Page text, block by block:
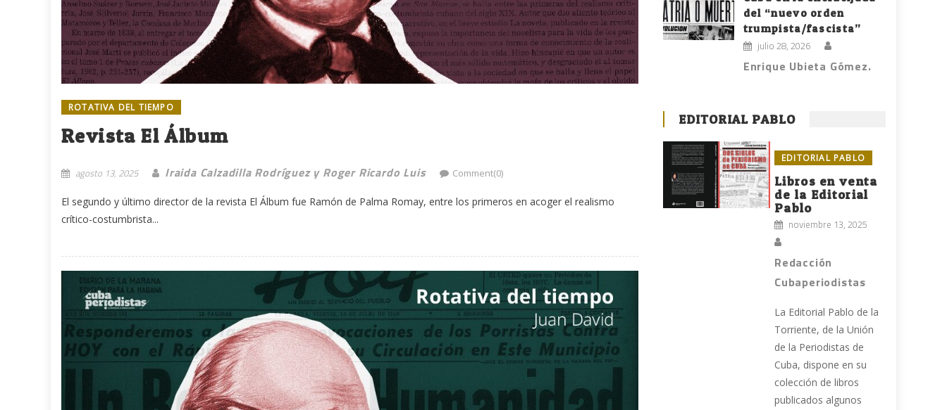
ROTATIVA DEL TIEMPO
Revista El Álbum
agosto 13, 2025 Iraida Calzadilla Rodríguez y Roger Ricardo Luis Comment(0)
El segundo y último director de la revista El Álbum fue Ramón de Palma Romay, entre los primeros en acoger el realismo
crítico-costumbrista...
del “nuevo orden
trumpista/fascista”
julio 28, 2026
Enrique Ubieta Gómez.
EDITORIAL PABLO
EDITORIAL PABLO
Libros en venta
de la Editorial
Pablo
noviembre 13, 2025
Redacción
Cubaperiodistas
La Editorial Pablo de la
Torriente, de la Unión
de la Periodistas de
Cuba, dispone en su
colección de libros
publicados algunos